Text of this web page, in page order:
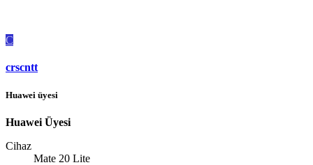
C
crscntt
Huawei üyesi
Huawei Üyesi
Cihaz
Mate 20 Lite